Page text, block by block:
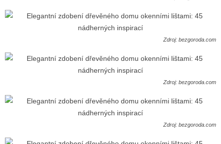
Zdroj: bezgoroda.com
Zdroj: bezgoroda.com
Zdroj: bezgoroda.com